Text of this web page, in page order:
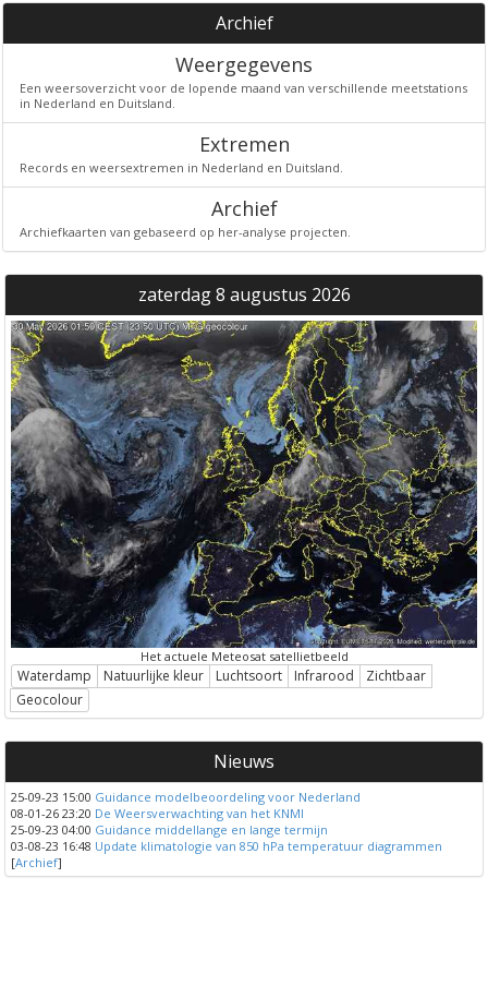
Archief
Weergegevens
Een weersoverzicht voor de lopende maand van verschillende meetstations
in Nederland en Duitsland.
Extremen
Records en weersextremen in Nederland en Duitsland.
Archief
Archiefkaarten van gebaseerd op her-analyse projecten.
zaterdag 8 augustus 2026
Het actuele Meteosat satellietbeeld
Waterdamp Natuurlijke kleur Luchtsoort Infrarood
Zichtbaar
Geocolour
Nieuws
25-09-23 15:00 Guidance modelbeoordeling voor Nederland
08-01-26 23:20 De Weersverwachting van het KNMI
25-09-23 04:00 Guidance middellange en lange termijn
03-08-23 16:48 Update klimatologie van 850 hPa temperatuur diagrammen
[Archief]